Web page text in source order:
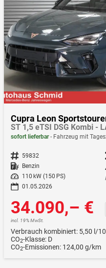
Cupra Leon
ST 1,5 eTSI DSG Kombi -
sofort lieferbar Fahrzeug mit
Fahrzeugnr. 59832
Kraftstoff Benzin
Leistung
110 kW (150 PS)
01.05.2026
34.090,– €
incl. 19% MwSt.
Verbrauch kombiniert: 5,50 l/
CO2-Klasse: D
CO2-Emissionen: 124,00 g/km